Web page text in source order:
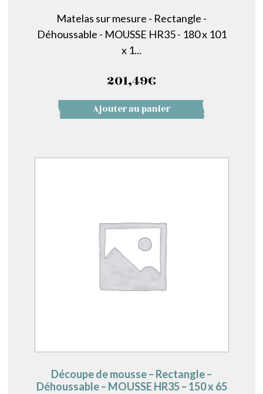
Matelas sur mesure - Rectangle -
Déhoussable - MOUSSE HR35 - 180 x 101
x 1...
201,49€
Ajouter au panier
Découpe de mousse – Rectangle –
Déhoussable – MOUSSE HR35 – 150 x 65